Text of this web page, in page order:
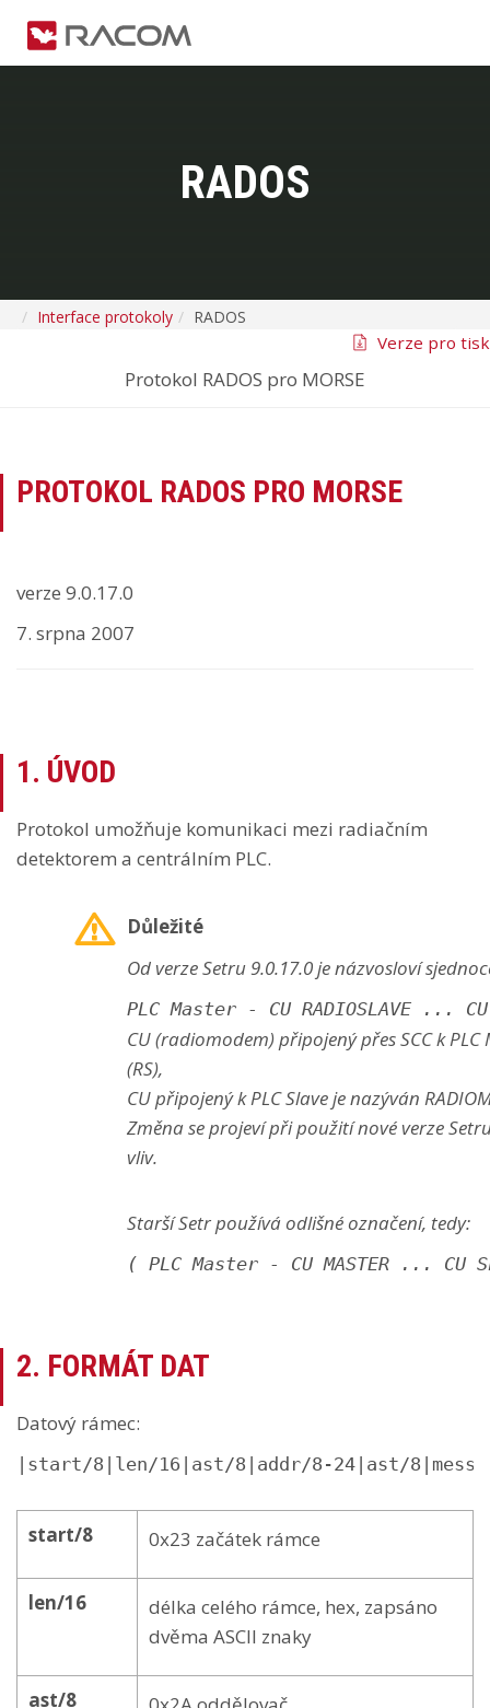
RADOS
Interface protokoly RADOS
Protokol RADOS pro MORSE
Verze pro tisk
PROTOKOL RADOS PRO MORSE
verze 9.0.17.0
7. srpna 2007
1. ÚVOD
Protokol umožňuje komunikaci mezi radiačním
detektorem a centrálním PLC.
Důležité
Od verze Setru 9.0.17.0 je názvosloví
PLC Master - CU RADIOSLAVE ... CU
CU (radiomodem) připojený přes SCC k PLC
(RS),
CU připojený k PLC Slave je nazýván
Změna se projeví při použití nové verze
vliv.
Starší Setr používá odlišné označení, tedy:
( PLC Master - CU MASTER ... CU
2. FORMÁT DAT
Datový rámec:
|start/8|len/16|ast/8|addr/8-24|ast/
start/8 0x23 začátek rámce
len/16
délka celého rámce, hex, zapsáno
dvěma ASCII znaky
ast/8